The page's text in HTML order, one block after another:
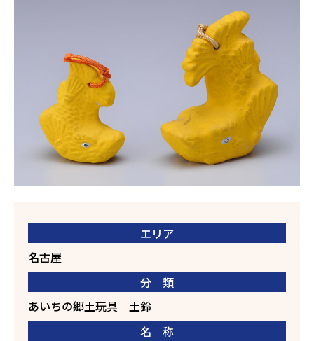
エリア
名古屋
分 類
あいちの郷土玩具
土鈴
名 称